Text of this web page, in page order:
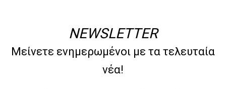
08:47
10-02-2026 Διαρκής Επιτροπή Μορφωτικών
Υποθέσεων
NEWSLETTER
Μείνετε ενημερωμένοι με τα τελευταία
νέα!